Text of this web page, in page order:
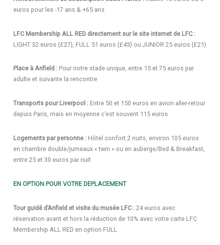
euros pour les -17 ans & +65 ans
LFC Membership ALL RED directement sur le site internet de LFC :
LIGHT 32 euros (£27), FULL 51 euros (£43) ou JUNIOR 25 euros (£21)
Place à Anfield :Pour notre stade unique, entre 15 et 75 euros par
adulte et suivante la rencontre
Transports pour Liverpool :Entre 50 et 150 euros en avion aller-retour
depuis Paris, mais en moyenne c’est souvent 115 euros
Logements par personne :Hôtel confort 2 nuits, environ 105 euros
en chambre double/jumeaux « twin » ou en auberge/Bed & Breakfast,
entre 25 et 30 euros par nuit
EN OPTION POUR VOTRE DEPLACEMENT
Tour guidé d’Anfield et visite du musée LFC :24 euros avec
réservation avant et hors la réduction de 10% avec votre carte LFC
Membership ALL RED en option FULL